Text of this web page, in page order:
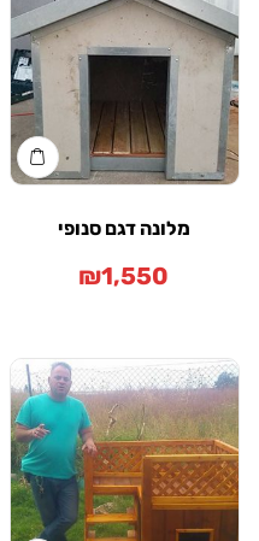
מלונה דגם סנופי
₪1,550